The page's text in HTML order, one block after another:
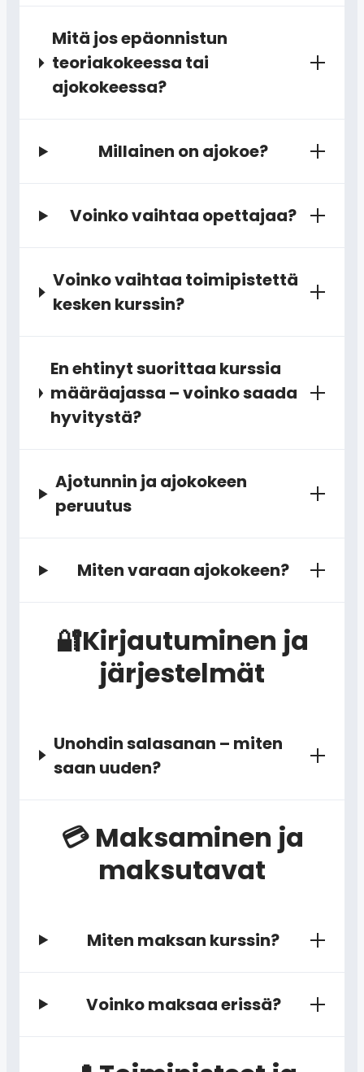
Mitä jos epäonnistun
teoriakokeessa tai
ajokokeessa?
Millainen on ajokoe?
Voinko vaihtaa opettajaa?
Voinko vaihtaa toimipistettä
kesken kurssin?
En ehtinyt suorittaa kurssia
määräajassa – voinko saada
hyvitystä?
Ajotunnin ja ajokokeen
peruutus
Miten varaan ajokokeen?
🔐Kirjautuminen ja
järjestelmät
Unohdin salasanan – miten
saan uuden?
💳 Maksaminen ja
maksutavat
Miten maksan kurssin?
Voinko maksaa erissä?